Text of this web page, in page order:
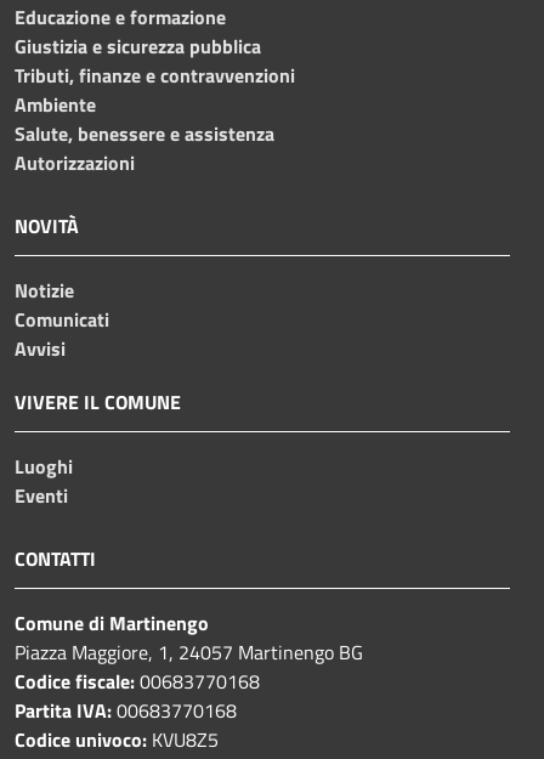
Educazione e formazione
Giustizia e sicurezza pubblica
Tributi, finanze e contravvenzioni
Ambiente
Salute, benessere e assistenza
Autorizzazioni
NOVITÀ
Notizie
Comunicati
Avvisi
VIVERE IL COMUNE
Luoghi
Eventi
CONTATTI
Comune di Martinengo
Piazza Maggiore, 1, 24057 Martinengo BG
Codice fiscale:00683770168
Partita IVA:00683770168
Codice univoco: KVU8Z5